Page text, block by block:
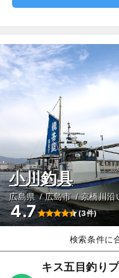
小川釣具
広島県 広島市 京橋川沿
4.7 (3件)
検索条件に
キス五目釣り